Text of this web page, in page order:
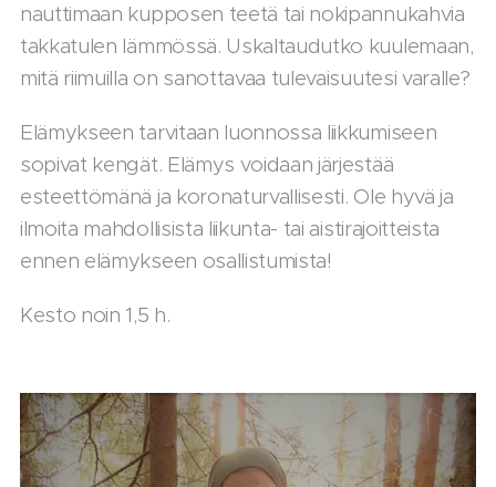
nauttimaan kupposen teetä tai nokipannukahvia
takkatulen lämmössä. Uskaltaudutko kuulemaan,
mitä riimuilla on sanottavaa tulevaisuutesi varalle?
Elämykseen tarvitaan luonnossa liikkumiseen
sopivat kengät. Elämys voidaan järjestää
esteettömänä ja koronaturvallisesti. Ole hyvä ja
ilmoita mahdollisista liikunta- tai aistirajoitteista
ennen elämykseen osallistumista!
Kesto noin 1,5 h.